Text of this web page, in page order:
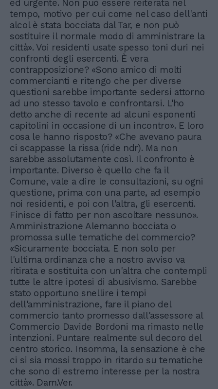
ed urgente. Non può essere reiterata nel
tempo, motivo per cui come nel caso dell'anti
alcol è stata bocciata dal Tar, e non può
sostituire il normale modo di amministrare la
città». Voi residenti usate spesso toni duri nei
confronti degli esercenti. È vera
contrapposizione? «Sono amico di molti
commercianti e ritengo che per diverse
questioni sarebbe importante sedersi attorno
ad uno stesso tavolo e confrontarsi. L'ho
detto anche di recente ad alcuni esponenti
capitolini in occasione di un incontro». E loro
cosa le hanno risposto? «Che avevano paura
ci scappasse la rissa (ride ndr). Ma non
sarebbe assolutamente così. Il confronto è
importante. Diverso è quello che fa il
Comune, vale a dire le consultazioni, su ogni
questione, prima con una parte, ad esempio
noi residenti, e poi con l'altra, gli esercenti.
Finisce di fatto per non ascoltare nessuno».
Amministrazione Alemanno bocciata o
promossa sulle tematiche del commercio?
«Sicuramente bocciata. E non solo per
l'ultima ordinanza che a nostro avviso va
ritirata e sostituita con un'altra che contempli
tutte le altre ipotesi di abusivismo. Sarebbe
stato opportuno snellire i tempi
dell'amministrazione, fare il piano del
commercio tanto promesso dall'assessore al
Commercio Davide Bordoni ma rimasto nelle
intenzioni. Puntare realmente sul decoro del
centro storico. Insomma, la sensazione è che
ci si sia mossi troppo in ritardo su tematiche
che sono di estremo interesse per la nostra
città». Dam.Ver.